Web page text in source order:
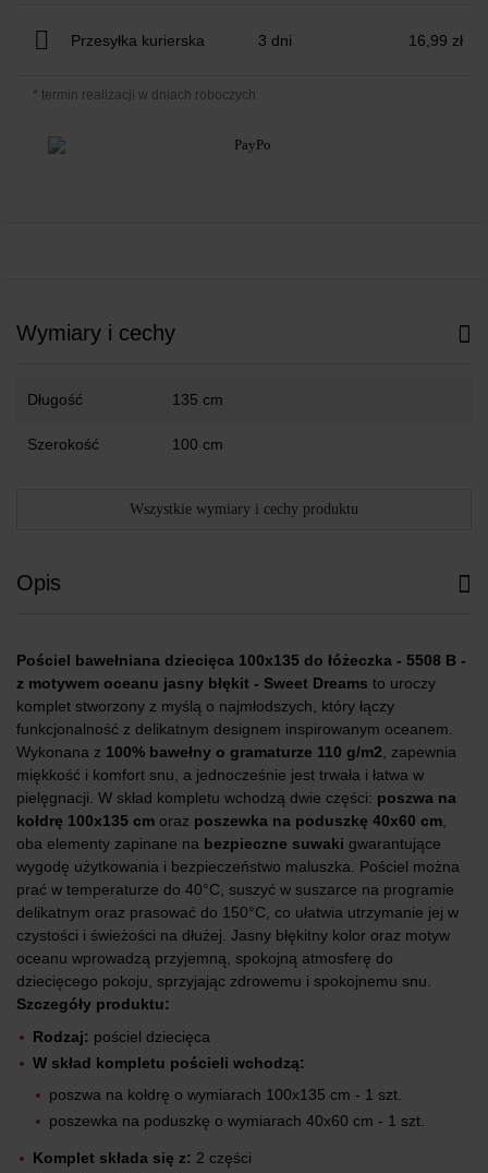
Przesyłka kurierska 3 dni 16,99 zł
* termin realizacji w dniach roboczych
Wymiary i cechy
Długość 135 cm
Szerokość 100 cm
Wszystkie wymiary i cechy produktu
Opis
Pościel bawełniana dziecięca 100x135 do łóżeczka - 5508 B -
z motywem oceanu jasny błękit - Sweet Dreams to uroczy
komplet stworzony z myślą o najmłodszych, który łączy
funkcjonalność z delikatnym designem inspirowanym oceanem.
Wykonana z 100% bawełny o gramaturze 110 g/m2 , zapewnia
miękkość i komfort snu, a jednocześnie jest trwała i łatwa w
pielęgnacji. W skład kompletu wchodzą dwie części: poszwa na
kołdrę 100x135 cm oraz poszewka na poduszkę 40x60 cm
oba elementy zapinane na bezpieczne suwaki gwarantujące
wygodę użytkowania i bezpieczeństwo maluszka. Pościel można
prać w temperaturze do 40°C, suszyć w suszarce na programie
delikatnym oraz prasować do 150°C, co ułatwia utrzymanie jej w
czystości i świeżości na dłużej. Jasny błękitny kolor oraz motyw
oceanu wprowadzą przyjemną, spokojną atmosferę do
dziecięcego pokoju, sprzyjając zdrowemu i spokojnemu snu.
Szczegóły produktu:
Rodzaj: pościel dziecięca
W skład kompletu pościeli wchodzą:
poszwa na kołdrę o wymiarach 100x135 cm - 1 szt.
poszewka na poduszkę o wymiarach 40x60 cm - 1 szt.
Komplet składa się z: 2 części